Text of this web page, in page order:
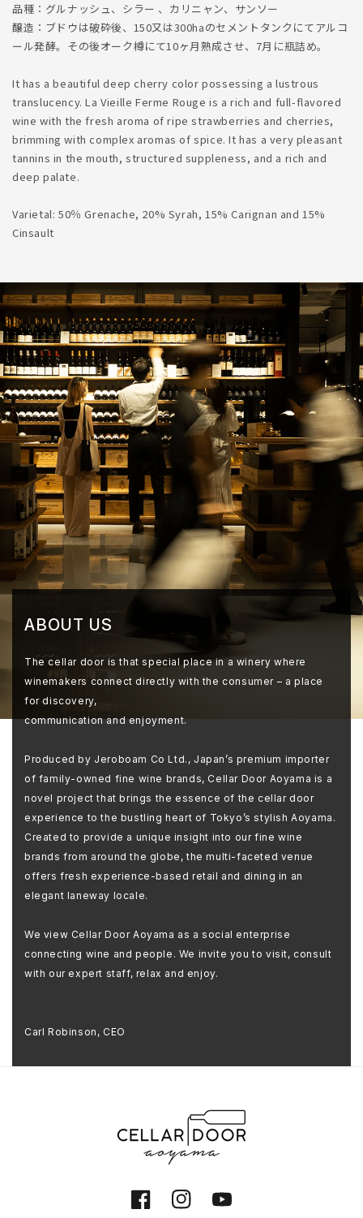
品種：グルナッシュ、シラー 、カリニャン、サンソー
醸造：ブドウは破砕後、150又は300haのセメントタンクにてアルコ
ール発酵。その後オーク樽にて10ヶ月熟成させ、7月に瓶詰め。
It has a beautiful deep cherry color possessing a lustrous
translucency. La Vieille Ferme Rouge is a rich and full-flavored
wine with the fresh aroma of ripe strawberries and cherries,
brimming with complex aromas of spice. It has a very pleasant
tannins in the mouth, structured suppleness, and a rich and
deep palate.
Varietal: 50％ Grenache, 20% Syrah, 15% Carignan and 15%
Cinsault
ABOUT US
The cellar door is that special place in a winery where
winemakers connect directly with the consumer – a place
for discovery,
communication and enjoyment.
Produced by Jeroboam Co Ltd., Japan’s premium importer
of family-owned fine wine brands, Cellar Door Aoyama is a
novel project that brings the essence of the cellar door
experience to the bustling heart of Tokyo’s stylish Aoyama.
Created to provide a unique insight into our fine wine
brands from around the globe, the multi-faceted venue
offers fresh experience-based retail and dining in an
elegant laneway locale.
We view Cellar Door Aoyama as a social enterprise
connecting wine and people. We invite you to visit, consult
with our expert staff, relax and enjoy.
Carl Robinson, CEO
FacebookInstagramYouTube